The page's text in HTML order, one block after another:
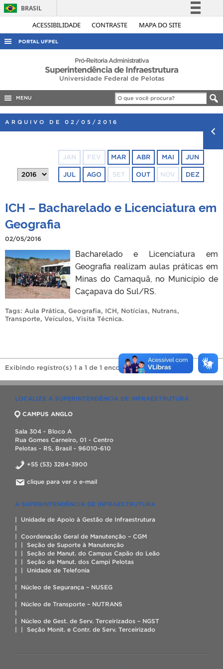
ACESSIBILIDADE CONTRASTE MAPA DO SITE
BRASIL
Simplifique!
Acesso à informação
Canais
PORTAL UFPEL
ACESSO À INFORMAÇÃO
PORTARIAS
Pró-Reitoria Administrativa
Superintendência de Infraestrutura
Universidade Federal de Pelotas
MENU
ARQUIVO DE 02/05/2016
JAN FEV MAR ABR MAI JUN
JUL AGO SET OUT NOV DEZ
ICH – Bacharelado e Licenciatura em
Geografia
02/05/2016
Bacharelado e Licenciatura em
Geografia realizam aulas práticas em
Minas do Camaquã, no Município de
Caçapava do Sul/RS.
Tags: Aula Prática, Geografia, ICH, Notícias, Nutrans,
Transporte, Veículos, Visita Técnica.
Exibindo registro(s) 1 a 1 de 1 encontrado(s).
LOCALIZE A SUPERINTENDÊNCIA DE INFRAESTRUTURA
CAMPUS ANGLO
Sala 304 - Bloco A
Rua Gomes Carneiro, 01 - Centro
Pelotas - RS, Brasil - 96010-610
+55 (53) 3284-3900
clique para ver o e-mail
A SUPERINTENDÊNCIA DE INFRAESTRUTURA
| Unidade de Apoio à Gestão de Infraestrutura
|
| Coordenação Geral de Manutenção – CGM
| | Seção de Suporte à Manutenção
| | Seção de Manut. do Campus Capão do Leão
| | Seção de Manut. dos Campi Pelotas
| | Unidade de Telefonia
|
| Núcleo de Segurança – NUSEG
|
| Núcleo de Transporte – NUTRANS
|
| Núcleo de Gest. de Serv. Terceirizados – NGST
| | Seção Monit. e Contr. de Serv. Terceirizado